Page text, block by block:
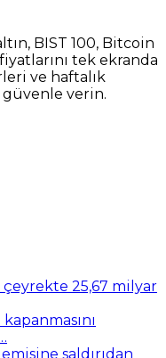
BIST 100, Bitcoin
tek ekranda
ve haftalık
güvenle verin.
25,67 milyar
saldırıdan